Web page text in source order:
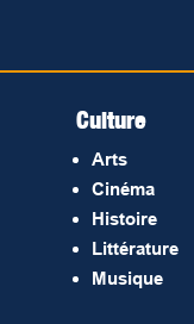
Culture
Arts
Cinéma
Histoire
Littérature
Musique